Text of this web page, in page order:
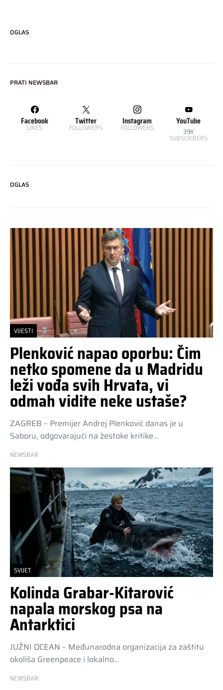
OGLAS
PRATI NEWSBAR
Facebook
LIKES
Twitter
FOLLOWERS
Instagram
FOLLOWERS
YouTube
39K
SUBSCRIBERS
OGLAS
VIJESTI
Plenković napao oporbu: Čim
netko spomene da u Madridu
leži vođa svih Hrvata, vi
odmah vidite neke ustaše?
ZAGREB – Premijer Andrej Plenković danas je u
Saboru, odgovarajući na žestoke kritike…
NEWSBAR
SVIJET
Kolinda Grabar-Kitarović
napala morskog psa na
Antarktici
JUŽNI OCEAN – Međunarodna organizacija za zaštitu
okoliša Greenpeace i lokalno…
NEWSBAR